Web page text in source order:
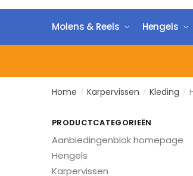
Molens & Reels Hengels
Home / Karpervissen / Kleding /
PRODUCTCATEGORIEËN
Aanbiedingenblok homepage
Hengels
Karpervissen